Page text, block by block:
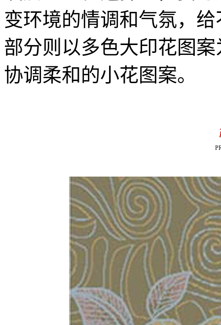
变环境的情调和气氛，
部分则以多色大印花图
协调柔和的小花图案。